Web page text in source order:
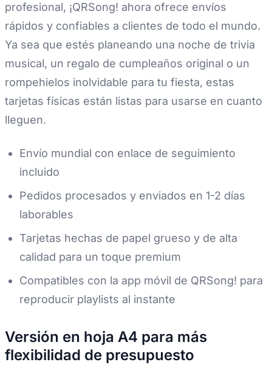
profesional, ¡QRSong! ahora ofrece envíos
rápidos y confiables a clientes de todo el mundo.
Ya sea que estés planeando una noche de trivia
musical, un regalo de cumpleaños original o un
rompehielos inolvidable para tu fiesta, estas
tarjetas físicas están listas para usarse en cuanto
lleguen.
Envío mundial con enlace de seguimiento
incluido
Pedidos procesados y enviados en 1-2 días
laborables
Tarjetas hechas de papel grueso y de alta
calidad para un toque premium
Compatibles con la app móvil de QRSong! para
reproducir playlists al instante
Versión en hoja A4 para más
flexibilidad de presupuesto